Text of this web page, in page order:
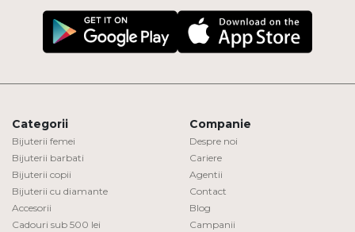
Categorii
Bijuterii femei
Bijuterii barbati
Bijuterii copii
Bijuterii cu diamante
Accesorii
Cadouri sub 500 lei
Companie
Despre noi
Cariere
Agentii
Contact
Blog
Campanii